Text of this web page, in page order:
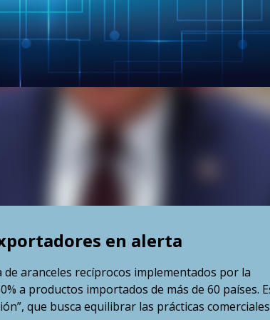
Skip to main content
en alerta
aranceles recíprocos implementados por la
a productos importados de más de 60 países.
que busca equilibrar las prácticas comerciales